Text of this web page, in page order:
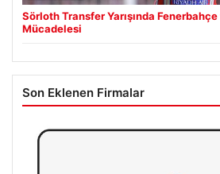
Sörloth Transfer Yarışında
Mücadelesi
Son Eklenen Firmalar